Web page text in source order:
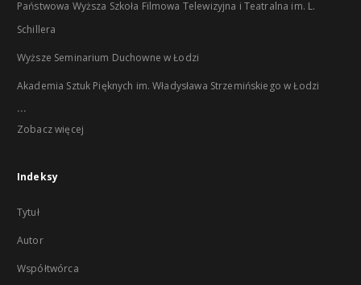
Państwowa Wyższa Szkoła Filmowa Telewizyjna i Teatralna im. L.
Schillera
Wyższe Seminarium Duchowne w Łodzi
Akademia Sztuk Pięknych im. Władysława Strzemińskiego w Łodzi
...
Zobacz więcej
Indeksy
Tytuł
Autor
Współtwórca